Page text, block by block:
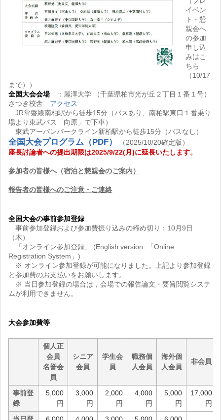
イベン
ト・懇
親会へ
の参加
申し込
みはこ
ちら
（10/17
まで））
全国大会会場：麗澤大学 （千葉県柏市光が丘２丁目１番１号）
さつき校舎 アクセス
JR常磐線南柏駅から徒歩15分（バスあり、南柏駅東口１番乗り
場より東武バス「向原」で下車）
東武アーバンパークライン新柏駅から徒歩15分（バスなし）
全国大会プログラム（PDF）
（2025/10/20確定版）
座長討論者への提出期限は2025/9/22(月)に延長いたします。
参加者の皆様へ（宿泊と懇親会のご案内）
報告者の皆様へのご注意・ご連絡
全国大会の事前参加登録
事前参加登録および参加費振り込みの締め切り：10月9日
（木）
「オンライン参加登録」 (English version: 「Online
Registration System」)
※ オンライン参加登録が可能になりました。上記より参加登録
と参加費のお支払いをお願いします。
※ 当日参加登録の場合は，会場での報告論文・要旨閲覧システ
ムが利用できません。
大会参加費等
個人正
会員
名誉会
員
シニア
会員
学生会
員
職務個
人会員
海外個
人会員
非会員
事前登
録
5,000
円
3,000
円
2,000
円
4,000
円
5,000
円
17,000
円